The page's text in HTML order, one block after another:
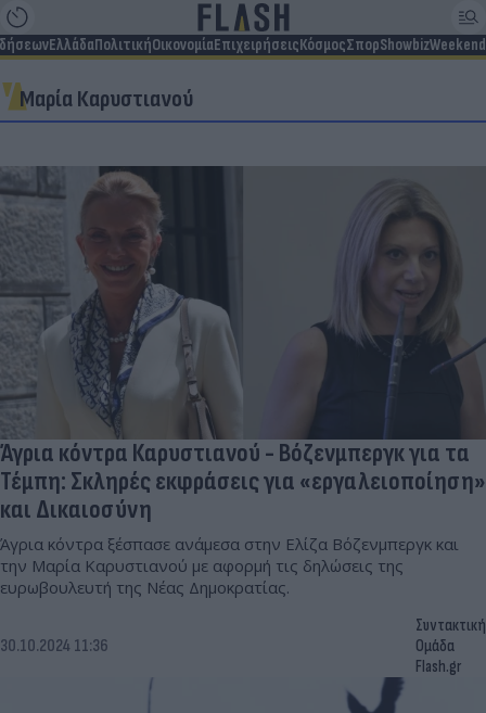
ΕλλάδαΠολιτικήΟικονομίαΕπιχειρήσειςΚόσμοςΣπορShowbizWeekend
Μαρία Καρυστιανού
Άγρια κόντρα Καρυστιανού - Βόζενμπεργκ για τα
Τέμπη: Σκληρές εκφράσεις για «εργαλειοποίηση»
και Δικαιοσύνη
Άγρια κόντρα ξέσπασε ανάμεσα στην Ελίζα Βόζενμπεργκ και
την Μαρία Καρυστιανού με αφορμή τις δηλώσεις της
ευρωβουλευτή της Νέας Δημοκρατίας.
30.10.2024 11:36
Συντακτική
Ομάδα
Flash.gr